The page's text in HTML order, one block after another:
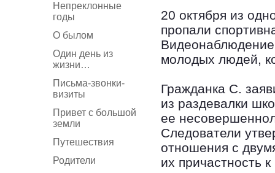
Непреклонные
годы
О былом
Один день из
жизни…
Письма-звонки-
визиты
Привет с большой
земли
Путешествия
Родители
20 октября из
пропали
Видеонаблюдение
молодых людей,
Гражданка С.
из раздевалки
ее
Следователи
отношения с
их причастность